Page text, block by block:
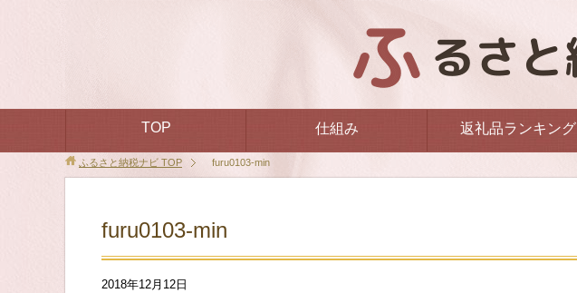
TOP 仕組み 返礼品ランキング
ふるさと納税ナビ TOP furu0103-min
furu0103-min
2018年12月12日